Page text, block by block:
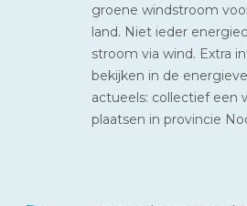
groene windstroom
land. Niet ieder
stroom via wind. Extra
bekijken in de
actueels: collectief een
plaatsen in provincie